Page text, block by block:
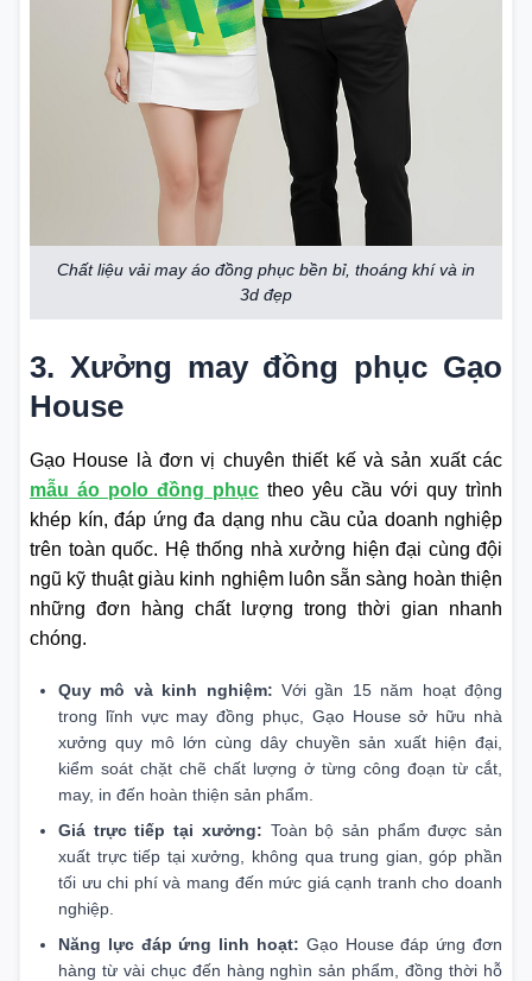
Chất liệu vải may áo đồng phục bền bỉ, thoáng khí và in
3d đẹp
3. Xưởng may đồng phục Gạo
House
Gạo House là đơn vị chuyên thiết kế và sản xuất các
mẫu áo polo đồng phục theo yêu cầu với quy trình
khép kín, đáp ứng đa dạng nhu cầu của doanh nghiệp
trên toàn quốc. Hệ thống nhà xưởng hiện đại cùng đội
ngũ kỹ thuật giàu kinh nghiệm luôn sẵn sàng hoàn thiện
những đơn hàng chất lượng trong thời gian nhanh
chóng.
Quy mô và kinh nghiệm: Với gần 15 năm hoạt động
trong lĩnh vực may đồng phục, Gạo House sở hữu nhà
xưởng quy mô lớn cùng dây chuyền sản xuất hiện đại,
kiểm soát chặt chẽ chất lượng ở từng công đoạn từ cắt,
may, in đến hoàn thiện sản phẩm.
Giá trực tiếp tại xưởng: Toàn bộ sản phẩm được sản
xuất trực tiếp tại xưởng, không qua trung gian, góp phần
tối ưu chi phí và mang đến mức giá cạnh tranh cho doanh
nghiệp.
Năng lực đáp ứng linh hoạt: Gạo House đáp ứng đơn
hàng từ vài chục đến hàng nghìn sản phẩm, đồng thời hỗ